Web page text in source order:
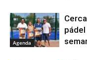
Agenda